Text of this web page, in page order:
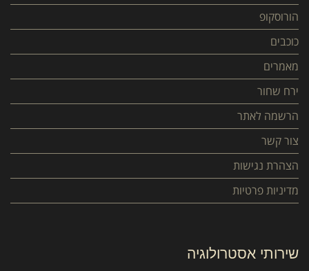
הורוסקופ
כוכבים
מאמרים
ירח שחור
הרשמה לאתר
צור קשר
הצהרת נגישות
מדיניות פרטיות
שירותי אסטרולוגיה